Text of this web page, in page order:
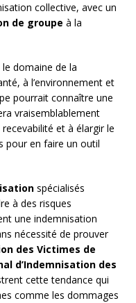
collective, avec un
de groupe à la
domaine de la
à l’environnement et
pourrait connaître une
vraisemblablement
et à élargir le
pour en faire un outil
spécialisés
à des risques
une indemnisation
nécessité de prouver
des Victimes de
d’Indemnisation des
cette tendance qui
comme les dommages